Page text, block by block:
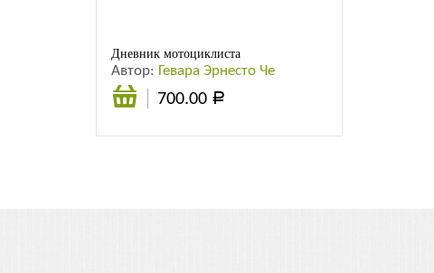
Дневник мотоциклиста
Автор: Гевара Эрнесто Че
700.00 Р